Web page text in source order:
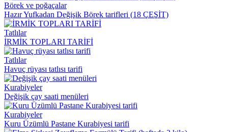
Börek ve poğaçalar
Hazır Yufkadan Değişik Börek tarifleri (18 ÇEŞİT)
Tatlılar
İRMİK TOPLARI TARİFİ
Tatlılar
Havuç rüyası tatlısı tarifi
Kurabiyeler
Değişik çay saati menüleri
Kurabiyeler
Kuru Üzümlü Pastane Kurabiyesi tarifi